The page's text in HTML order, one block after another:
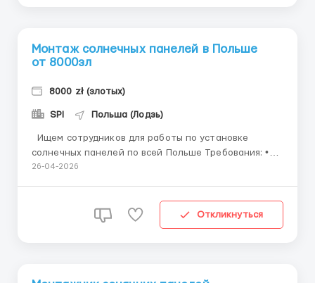
Монтаж солнечных панелей в Польше
от 8000зл
8000 zł (злотых)
SPI Польша (Лодзь)
солнечных панелей по всей Польше Требования: •
Возраст: от 18 до 45 лет. •
26-04-2026
Откликнуться